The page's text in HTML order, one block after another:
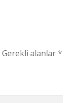
Gerekli alanlar*